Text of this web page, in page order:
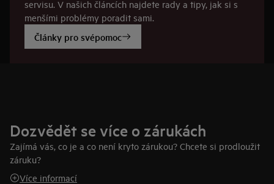
servisu. V našich článcích najdete rady a tipy, jak si s
menšími problémy poradit sami.
Články pro svépomoc
Dozvědět se více o zárukách
Zajímá vás, co je a co není kryto zárukou? Chcete si prodloužit
záruku?
Více informací